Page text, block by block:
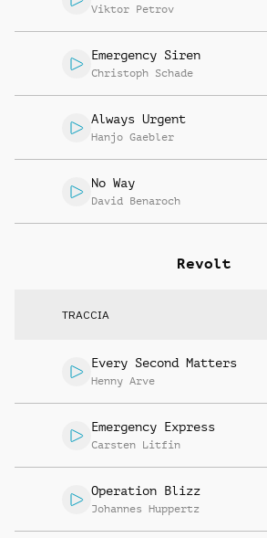
Viktor Petrov
Emergency Siren
Christoph Schade
Always Urgent
Hanjo Gaebler
No Way
David Benaroch
Revolt
TRACCIA
Every Second Matters
Henny Arve
Emergency Express
Carsten Litfin
Operation Blizz
Johannes Huppertz